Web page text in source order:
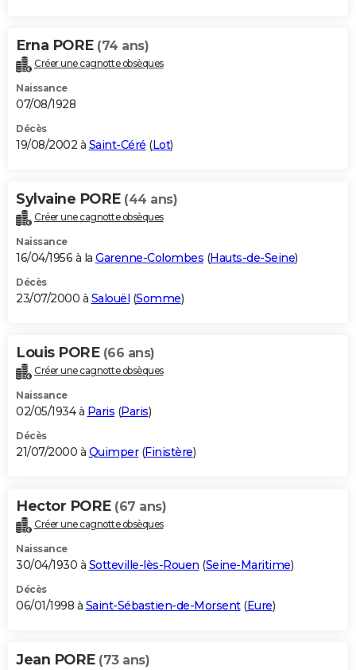
Erna PORE (74 ans)
Créer une cagnotte obsèques
Naissance
07/08/1928
Décès
19/08/2002 à Saint-Céré (Lot)
Sylvaine PORE (44 ans)
Créer une cagnotte obsèques
Naissance
16/04/1956 à la Garenne-Colombes (Hauts-de-Seine)
Décès
23/07/2000 à Salouël (Somme)
Louis PORE (66 ans)
Créer une cagnotte obsèques
Naissance
02/05/1934 à Paris (Paris)
Décès
21/07/2000 à Quimper(Finistère)
Hector PORE (67 ans)
Créer une cagnotte obsèques
Naissance
30/04/1930 à Sotteville-lès-Rouen (Seine-Maritime)
Décès
06/01/1998 à Saint-Sébastien-de-Morsent(Eure)
Jean PORE (73 ans)